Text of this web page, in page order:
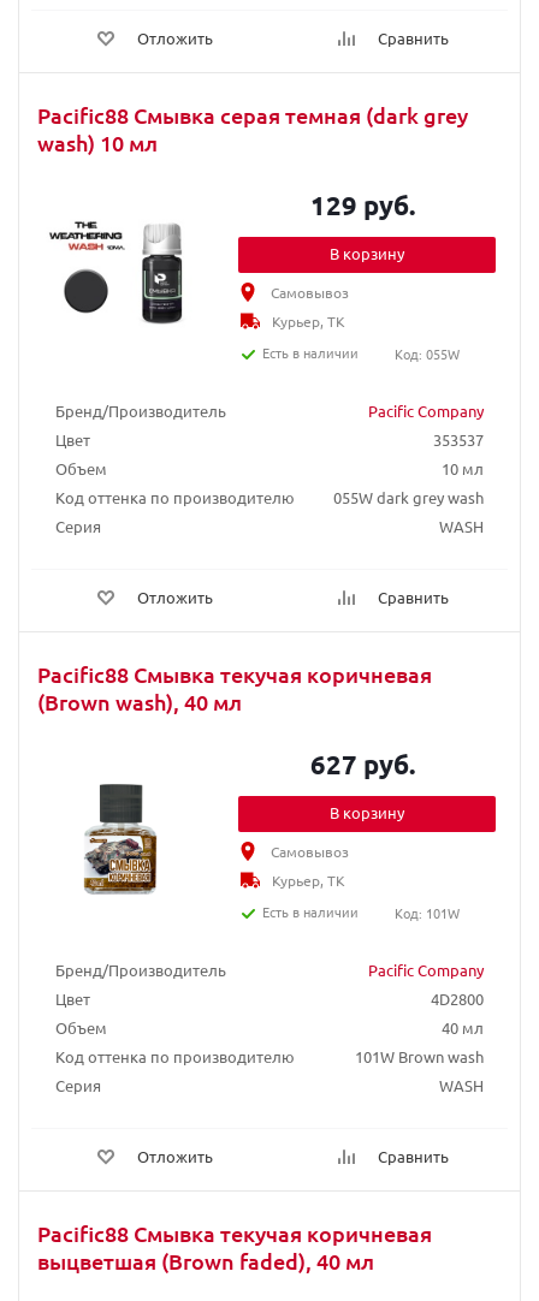
Отложить Сравнить
Pacific88 Смывка серая темная (dark grey
wash) 10 мл
Бренд/Производитель
Pacific Company
Цвет
353537
Объем
10 мл
Код оттенка по производителю
055W dark grey wash
Серия
WASH
Отложить Сравнить
129 руб.
В корзину
Самовывоз
Курьер, ТК
Есть в наличии
Код: 055W
Pacific88 Смывка текучая коричневая
(Brown wash), 40 мл
Бренд/Производитель
Pacific Company
Цвет
4D2800
Объем
40 мл
Код оттенка по производителю
101W Brown wash
Серия
WASH
Отложить Сравнить
627 руб.
В корзину
Самовывоз
Курьер, ТК
Есть в наличии
Код: 101W
Pacific88 Смывка текучая коричневая
выцветшая (Brown faded), 40 мл